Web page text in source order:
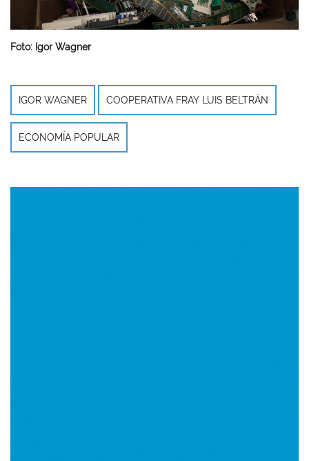
Foto: Igor Wagner
IGOR WAGNER COOPERATIVA FRAY LUIS BELTRÁN
ECONOMÍA POPULAR